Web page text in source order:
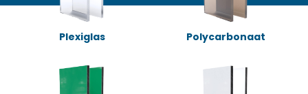
Plexiglas Polycarbonaat